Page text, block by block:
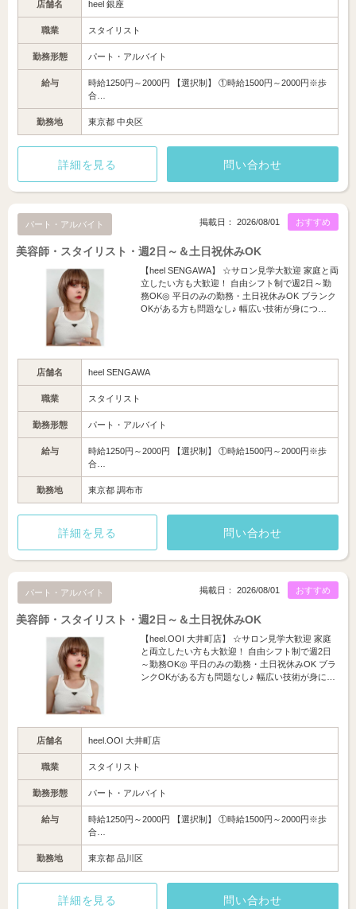
店舗名 heel 銀座
職業 スタイリスト
勤務形態 パート・アルバイト
給与
時給1250円～2000円 【選択制】 ①時給1500円～2000円※歩
合…
勤務地 東京都 中央区
詳細を見る 問い合わせ
パート・アルバイト おすすめ
掲載日： 2026/08/01
美容師・スタイリスト・週2日～＆土日祝休みOK
【heel SENGAWA】 ☆サロン見学大歓迎 家庭と両
立したい方も大歓迎！ 自由シフト制で週2日～勤
務OK◎ 平日のみの勤務・土日祝休みOK ブランク
OKがある方も問題なし♪ 幅広い技術が身につ…
店舗名 heel SENGAWA
職業 スタイリスト
勤務形態 パート・アルバイト
給与
時給1250円～2000円 【選択制】 ①時給1500円～2000円※歩
合…
勤務地 東京都 調布市
詳細を見る 問い合わせ
パート・アルバイト おすすめ
掲載日： 2026/08/01
美容師・スタイリスト・週2日～＆土日祝休みOK
【heel.OOI 大井町店】 ☆サロン見学大歓迎 家庭
と両立したい方も大歓迎！ 自由シフト制で週2日
～勤務OK◎ 平日のみの勤務・土日祝休みOK ブラ
ンクOKがある方も問題なし♪ 幅広い技術が身に…
店舗名 heel.OOI 大井町店
職業 スタイリスト
勤務形態 パート・アルバイト
給与
時給1250円～2000円 【選択制】 ①時給1500円～2000円※歩
合…
勤務地 東京都 品川区
詳細を見る 問い合わせ